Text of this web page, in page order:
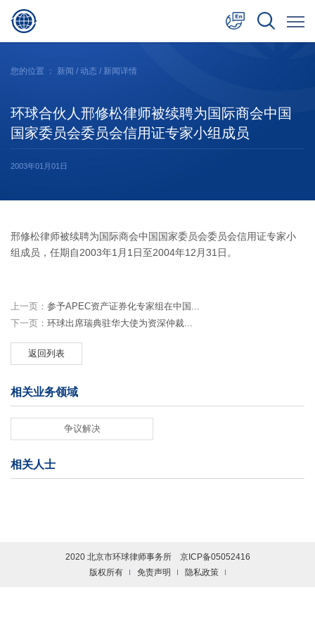
日本語
您的位置 ： 新闻 / 动态 / 新闻详情
环球合伙人邢修松律师被续聘为国际商会中国
国家委员会委员会信用证专家小组成员
2003年01月01日
邢修松律师被续聘为国际商会中国国家委员会委员会信用证专家小
组成员，任期自2003年1月1日至2004年12月31日。
上一页： 参予APEC资产证券化专家组在中国...
下一页： 环球出席瑞典驻华大使为资深仲裁...
返回列表
相关业务领域
争议解决
相关人士
2020 北京市环球律师事务所 京ICP备05052416
版权所有
免责声明 隐私政策